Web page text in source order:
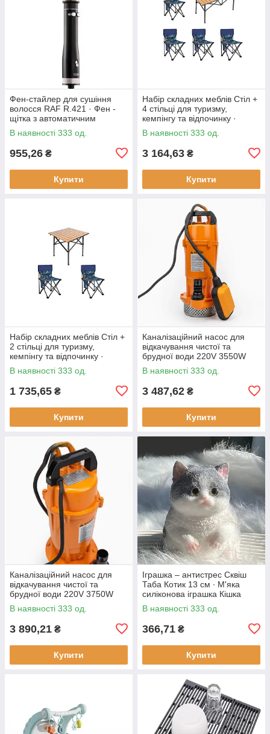
Фен-стайлер для сушіння
волосся RAF R.421 · Фен -
щітка з автоматичним
обертанням насадок, 1000 Вт
В наявності 333 од.
955,26 ₴
Купити
Набір складних меблів Стіл +
4 стільці для туризму,
кемпінгу та відпочинку ·
Металевий каркас
В наявності 333 од.
3 164,63 ₴
Купити
Набір складних меблів Стіл +
2 стільці для туризму,
кемпінгу та відпочинку ·
Металевий каркас
В наявності 333 од.
1 735,65 ₴
Купити
Каналізаційний насос для
відкачування чистої та
брудної води 220V 3550W
В наявності 333 од.
3 487,62 ₴
Купити
Каналізаційний насос для
відкачування чистої та
брудної води 220V 3750W
В наявності 333 од.
3 890,21 ₴
Купити
Іграшка – антистрес Сквіш
Таба Котик 13 см ∙ М'яка
силіконова іграшка Кішка
В наявності 333 од.
366,71 ₴
Купити